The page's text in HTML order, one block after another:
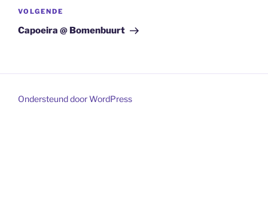
navigatie
Volgend
bericht
VOLGENDE
Capoeira @ Bomenbuurt
Ondersteund door WordPress